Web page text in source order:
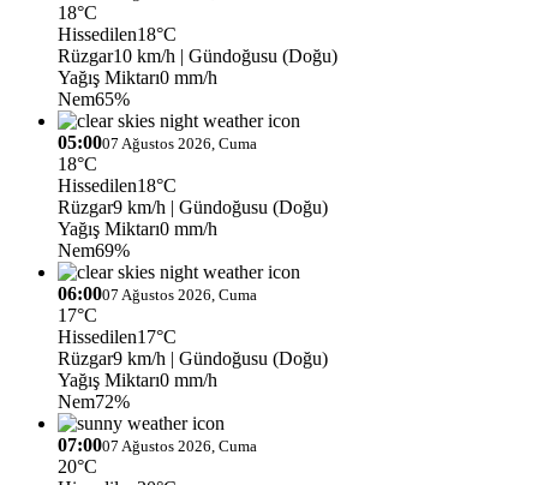
18°C
Hissedilen18°C
Rüzgar10 km/h | Gündoğusu (Doğu)
Yağış Miktarı0 mm/h
Nem65%
05:0007 Ağustos 2026, Cuma
18°C
Hissedilen18°C
Rüzgar9 km/h | Gündoğusu (Doğu)
Yağış Miktarı0 mm/h
Nem69%
06:0007 Ağustos 2026, Cuma
17°C
Hissedilen17°C
Rüzgar9 km/h | Gündoğusu (Doğu)
Yağış Miktarı0 mm/h
Nem72%
07:0007 Ağustos 2026, Cuma
20°C